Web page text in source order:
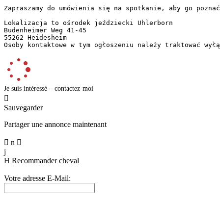
Zapraszamy do umówienia się na spotkanie, aby go
Lokalizacja to ośrodek jeździecki Uhlerborn
Budenheimer Weg 41-45
55262 Heidesheim
Osoby kontaktowe w tym ogłoszeniu należy traktować
Je suis intéressé – contactez-moi

Sauvegarder
Partager une annonce maintenant
 n 
j
H Recommander cheval
Votre adresse E-Mail: